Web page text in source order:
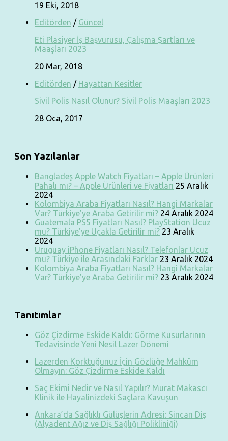
19 Eki, 2018
Editörden / Güncel
Eti Plasiyer İş Başvurusu, Çalışma Şartları ve
Maaşları 2023
20 Mar, 2018
Editörden / Hayattan Kesitler
Sivil Polis Nasıl Olunur? Sivil Polis Maaşları 2023
28 Oca, 2017
Son Yazılanlar
Bangladeş Apple Watch Fiyatları – Apple Ürünleri
Pahalı mı? – Apple Ürünleri ve Fiyatları 25 Aralık
2024
Kolombiya Araba Fiyatları Nasıl? Hangi Markalar
Var? Türkiye’ye Araba Getirilir mi? 24 Aralık 2024
Guatemala PS5 Fiyatları Nasıl? PlayStation Ucuz
mu? Türkiye’ye Uçakla Getirilir mi? 23 Aralık
2024
Uruguay iPhone Fiyatları Nasıl? Telefonlar Ucuz
mu? Türkiye ile Arasındaki Farklar 23 Aralık 2024
Kolombiya Araba Fiyatları Nasıl? Hangi Markalar
Var? Türkiye’ye Araba Getirilir mi? 23 Aralık 2024
Tanıtımlar
Göz Çizdirme Eskide Kaldı: Görme Kusurlarının
Tedavisinde Yeni Nesil Lazer Dönemi
Lazerden Korktuğunuz İçin Gözlüğe Mahkûm
Olmayın: Göz Çizdirme Eskide Kaldı
Saç Ekimi Nedir ve Nasıl Yapılır? Murat Makascı
Klinik ile Hayalinizdeki Saçlara Kavuşun
Ankara’da Sağlıklı Gülüşlerin Adresi: Sincan Diş
(Alyadent Ağız ve Diş Sağlığı Polikliniği)